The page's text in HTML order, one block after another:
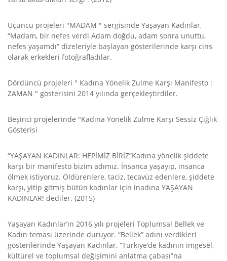
Üçüncü projeleri "MADAM " sergisinde Yaşayan Kadınlar,
“Madam, bir nefes verdi Adam doğdu, adam sonra unuttu,
nefes yaşamdı” dizeleriyle başlayan gösterilerinde karşı cins
olarak erkekleri fotoğrafladılar.
Dördüncü projeleri " Kadına Yönelik Zulme Karşı Manifesto :
ZAMAN " gösterisini 2014 yılında gerçekleştirdiler.
Beşinci projelerinde "Kadına Yönelik Zulme Karşı Sessiz Çığlık
Gösterisi
“YAŞAYAN KADINLAR: HEPİMİZ BİRİZ”Kadına yönelik şiddete
karşı bir manifesto bizim adımız. İnsanca yaşayıp, insanca
ölmek istiyoruz. Öldürenlere, taciz, tecavüz edenlere, şiddete
karşı, yitip gitmiş bütün kadınlar için inadına YAŞAYAN
KADINLAR! dediler. (2015)
Yaşayan Kadınlar’ın 2016 yılı projeleri Toplumsal Bellek ve
Kadın teması üzerinde duruyor. “Bellek” adını verdikleri
gösterilerinde Yaşayan Kadınlar, “Türkiye’de kadının imgesel,
kültürel ve toplumsal değişimini anlatma çabası”na